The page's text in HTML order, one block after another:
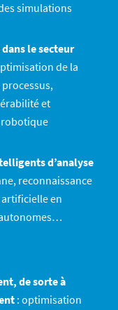
simulations
le secteur
de la
et
robotique
d’analyse
reconnaissance
en
de sorte à
: optimisation